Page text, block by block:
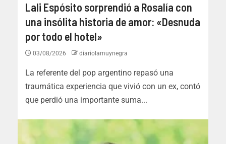
Lali Espósito sorprendió a Rosalía con
una insólita historia de amor: «Desnuda
por todo el hotel»
03/08/2026 diariolamuynegra
La referente del pop argentino repasó una
traumática experiencia que vivió con un ex, contó
que perdió una importante suma...